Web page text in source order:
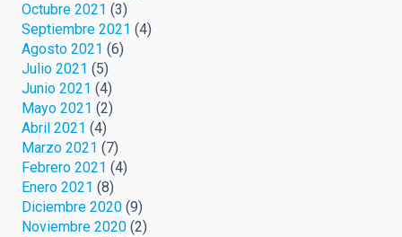
Octubre 2021 (3)
Septiembre 2021 (4)
Agosto 2021 (6)
Julio 2021 (5)
Junio 2021 (4)
Mayo 2021 (2)
Abril 2021 (4)
Marzo 2021 (7)
Febrero 2021 (4)
Enero 2021 (8)
Diciembre 2020 (9)
Noviembre 2020 (2)